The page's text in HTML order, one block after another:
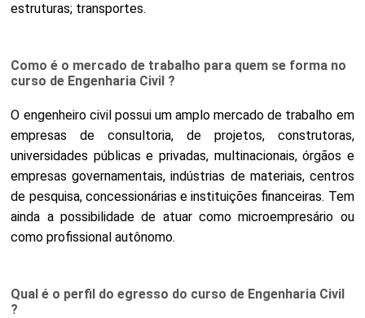
estruturas; transportes.
Como é o mercado de trabalho para quem se forma no
curso de Engenharia Civil ?
O engenheiro civil possui um amplo mercado de trabalho em
empresas de consultoria, de projetos, construtoras,
universidades públicas e privadas, multinacionais, órgãos e
empresas governamentais, indústrias de materiais, centros
de pesquisa, concessionárias e instituições financeiras. Tem
ainda a possibilidade de atuar como microempresário ou
como profissional autônomo.
Qual é o perfil do egresso do curso de Engenharia Civil
?